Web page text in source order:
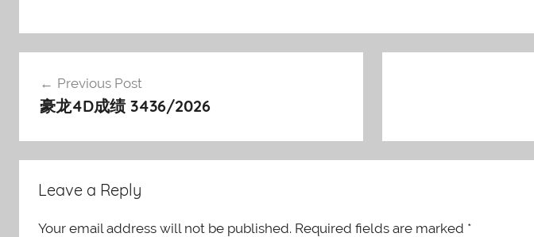
navigation
Previous Post
豪龙4D成绩 3436/2026
Leave a Reply
Your email address will not be published. Required fields are marked *